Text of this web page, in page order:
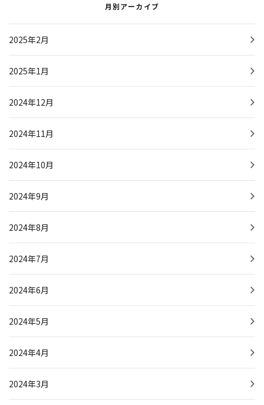
月別アーカイブ
2025年2月
2025年1月
2024年12月
2024年11月
2024年10月
2024年9月
2024年8月
2024年7月
2024年6月
2024年5月
2024年4月
2024年3月